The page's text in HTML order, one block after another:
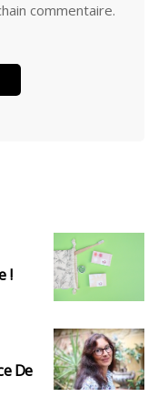
commentaire.
!
De